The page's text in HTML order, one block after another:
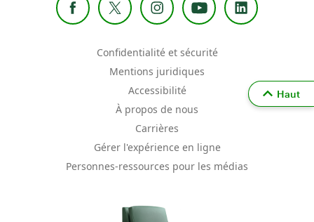
Confidentialité et sécurité
Mentions juridiques
Accessibilité
À propos de nous
Carrières
Gérer l'expérience en ligne
Personnes-ressources pour les médias
Haut